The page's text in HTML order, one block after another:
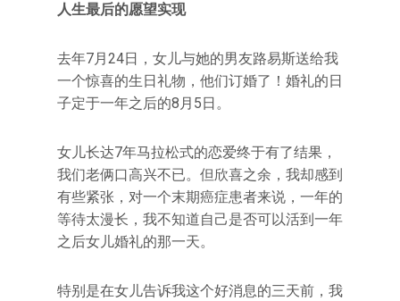
人生最后的愿望实现
去年7月24日，女儿与她的男友路易斯送给我
一个惊喜的生日礼物，他们订婚了！婚礼的日
子定于一年之后的8月5日。
女儿长达7年马拉松式的恋爱终于有了结果，
我们老俩口高兴不已。但欣喜之余，我却感到
有些紧张，对一个末期癌症患者来说，一年的
等待太漫长，我不知道自己是否可以活到一年
之后女儿婚礼的那一天。
特别是在女儿告诉我这个好消息的三天前，我